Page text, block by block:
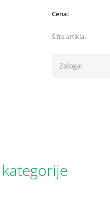
Cena:
Šifra artikla:
Zaloga: